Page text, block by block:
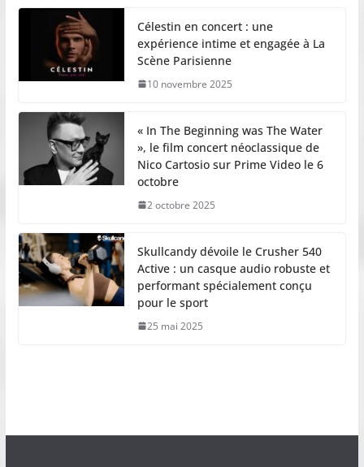
Célestin en concert : une
expérience intime et engagée à La
Scène Parisienne
10 novembre 2025
« In The Beginning was The Water
», le film concert néoclassique de
Nico Cartosio sur Prime Video le 6
octobre
2 octobre 2025
Skullcandy dévoile le Crusher 540
Active : un casque audio robuste et
performant spécialement conçu
pour le sport
25 mai 2025